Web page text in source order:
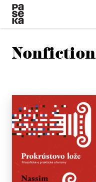
Nonfiction